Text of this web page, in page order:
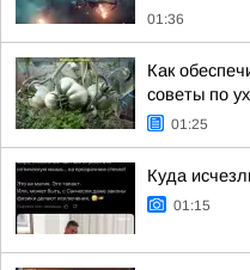
01:36
Как
советы по
01:25
Куда
01:15